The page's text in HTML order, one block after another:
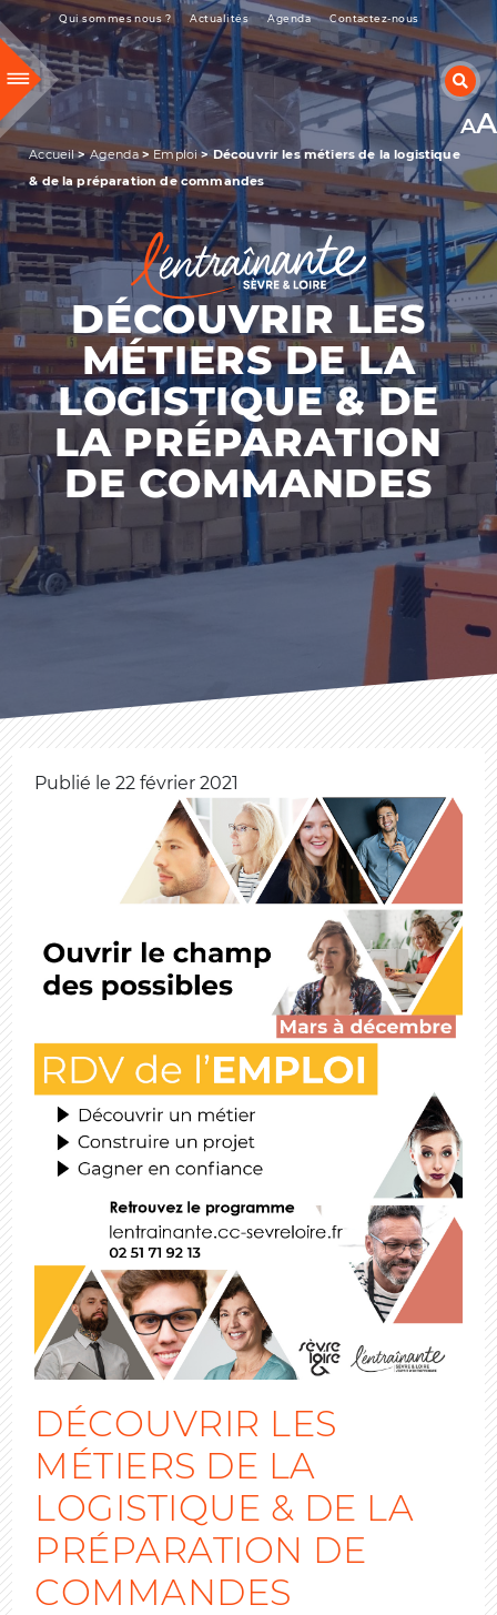
RECHERCHER UNE INFORMATION
Qui sommes nous ? Actualités Agenda Contactez-nous
A
ACCUEIL
DÉCOUVRIR NOTRE TERRITOIRE
HABITER & SE DÉPLACER
GRANDIR & VIVRE ENSEMBLE
SORTIR & BOUGER
PRÉSERVER L’ENVIRONNEMENT
ENTREPRENDRE & INVESTIR
Accueil>Agenda> Emploi>Découvrir les métiers de la logistique
& de la préparation de commandes
DÉCOUVRIR LES
MÉTIERS DE LA
LOGISTIQUE & DE
LA PRÉPARATION
DE COMMANDES
Publié le 22 février 2021
DÉCOUVRIR LES
MÉTIERS DE LA
LOGISTIQUE & DE LA
PRÉPARATION DE
COMMANDES